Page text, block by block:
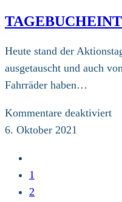
Heute stand der
ausgetauscht und auch
Fahrräder haben…
Kommentare deaktiviertfür
6. Oktober 2021
vorherigen
Seite
1
2